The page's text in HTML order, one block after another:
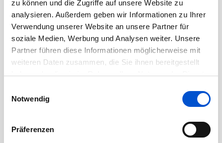
zu können und die Zugriffe auf unsere Website zu
analysieren. Außerdem geben wir Informationen zu Ihrer
Verwendung unserer Website an unsere Partner für
soziale Medien, Werbung und Analysen weiter. Unsere
Partner führen diese Informationen möglicherweise mit
weiteren Daten zusammen, die Sie ihnen bereitgestellt
haben oder die sie im Rahmen Ihrer Nutzung der Dienste
Notwendig
Präferenzen
Juli 2020
Juni 2020
Mai 2020
April 2020
Januar 2020
November 2019